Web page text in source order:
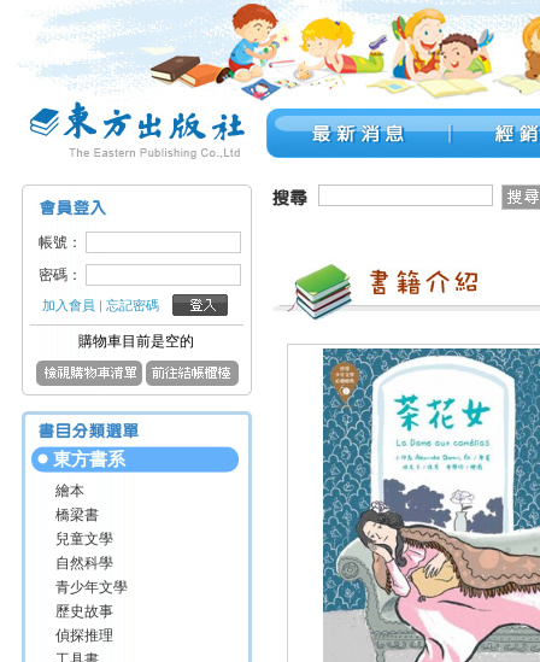
帳號：
密碼：
加入會員 |忘記密碼
購物車目前是空的
東方書系
繪本
橋梁書
兒童文學
自然科學
青少年文學
歷史故事
偵探推理